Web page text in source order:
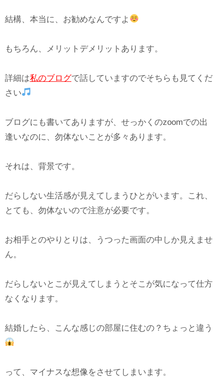
結構、本当に、お勧めなんですよ
もちろん、メリットデメリットあります。
詳細は私のブログで話していますのでそちらも見てくだ
さい
ブログにも書いてありますが、せっかくのzoomでの出
逢いなのに、勿体ないことが多々あります。
それは、背景です。
だらしない生活感が見えてしまうひとがいます。これ、
とても、勿体ないので注意が必要です。
お相手とのやりとりは、うつった画面の中しか見えませ
ん。
だらしないとこが見えてしまうとそこが気になって仕方
なくなります。
結婚したら、こんな感じの部屋に住むの？ちょっと違う
って、マイナスな想像をさせてしまいます。